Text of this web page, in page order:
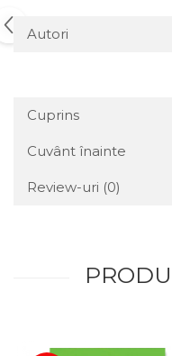
Autori
Cuprins
Cuvânt înainte
Review-uri (0)